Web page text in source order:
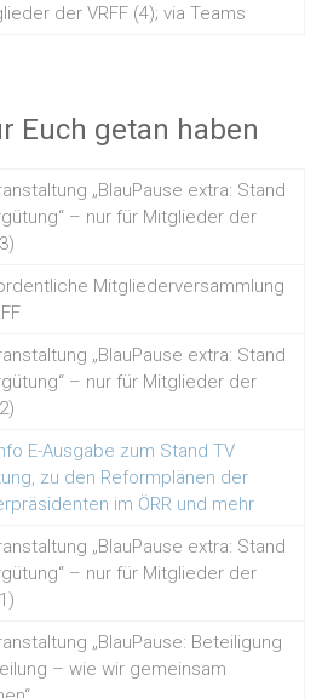
der VRFF (4); via Teams
Euch getan haben
„BlauPause extra: Stand
– nur für Mitglieder der
Mitgliederversammlung
„BlauPause extra: Stand
– nur für Mitglieder der
E-Ausgabe zum Stand TV
zu den Reformplänen der
im ÖRR und mehr
„BlauPause extra: Stand
– nur für Mitglieder der
„BlauPause: Beteiligung
– wie wir gemeinsam